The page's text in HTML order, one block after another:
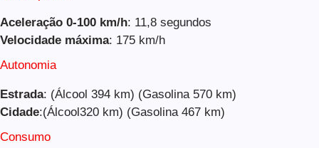
Aceleração 0-100 km/h: 11,8 segundos
Velocidade máxima: 175 km/h
Autonomia
Estrada: (Álcool 394 km) (Gasolina 570 km)
Cidade:(Álcool320 km) (Gasolina 467 km)
Consumo